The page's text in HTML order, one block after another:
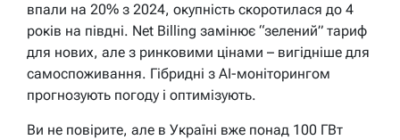
впали на 20% з 2024, окупність скоротилася до 4
років на півдні. Net Billing замінює “зелений” тариф
для нових, але з ринковими цінами – вигідніше для
самоспоживання. Гібридні з AI-моніторингом
прогнозують погоду і оптимізують.
Ви не повірите, але в Україні вже понад 100 ГВт